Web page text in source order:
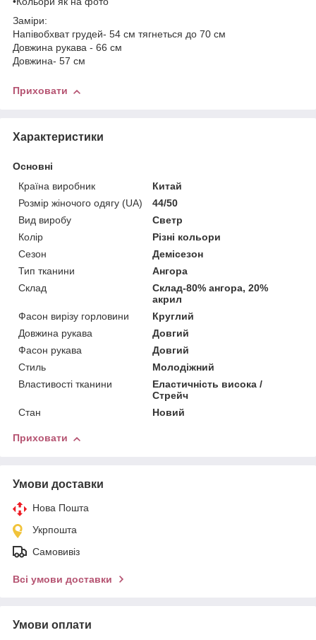
Заміри:
Напівобхват грудей- 54 см тягнеться до 70 см
Довжина рукава - 66 см
Довжина- 57 см
Приховати
Характеристики
Основні
Країна виробник
Китай
Розмір жіночого одягу (UA)
44/50
Вид виробу
Светр
Колір
Різні кольори
Сезон
Демісезон
Тип тканини
Ангора
Склад
Склад-80% ангора, 20%
акрил
Фасон вирізу горловини
Круглий
Довжина рукава
Довгий
Фасон рукава
Довгий
Стиль
Молодіжний
Властивості тканини
Еластичність висока /
Стрейч
Стан
Новий
Приховати
Умови доставки
Нова Пошта
Укрпошта
Самовивіз
Всі умови доставки
Умови оплати